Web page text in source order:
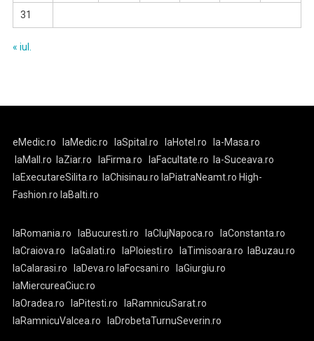
31
« iul.
eMedic.ro laMedic.ro laSpital.ro laHotel.ro
la-Masa.ro
laMall.ro
laZiar.ro laFirma.ro laFacultate.ro
la-Suceava.ro
laExecutareSilita.ro
laChisinau.ro laPiatraNeamt.ro High-
Fashion.ro laBalti.ro
laRomania.ro laBucuresti.ro laClujNapoca.ro
laConstanta.ro
laCraiova.ro
laGalati.ro laPloiesti.ro laTimisoara.ro
laBuzau.ro
laCalarasi.ro
laDeva.ro laFocsani.ro
laGiurgiu.ro
laMiercureaCiuc.ro
laOradea.ro
laPitesti.ro
laRamnicuSarat.ro
laRamnicuValcea.ro
laDrobetaTurnuSeverin.ro